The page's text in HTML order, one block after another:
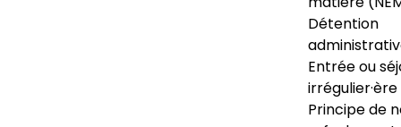
Détention
Entrée ou
irrégulier·ère
Principe de